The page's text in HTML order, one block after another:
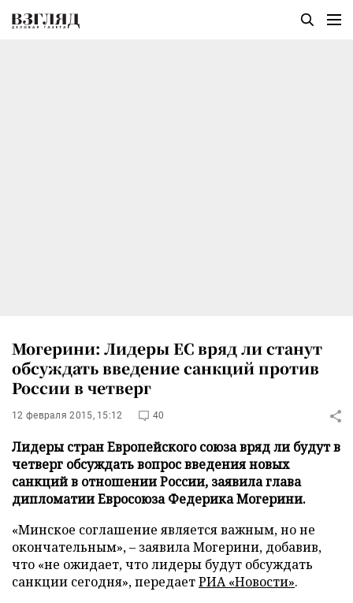
Могерини: Лидеры ЕС вряд ли станут
обсуждать введение санкций против
России в четверг
12 февраля 2015, 15:12 40
Лидеры стран Европейского союза вряд ли будут в
четверг обсуждать вопрос введения новых
санкций в отношении России, заявила глава
дипломатии Евросоюза Федерика Могерини.
«Минское соглашение является важным, но не
окончательным»,– заявила Могерини, добавив,
что «не ожидает, что лидеры будут обсуждать
санкции сегодня», передаетРИА «Новости».